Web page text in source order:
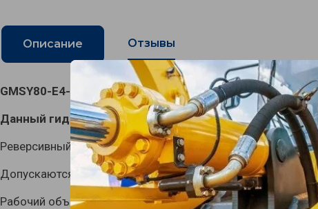
Описание Отзывы
GMSY80-E4-B-D-B Героторный гидромотор
Данный гидромотор имеет класс качества - OEM, т.е.
Реверсивный гидромотор героторного (планетарного)
Допускаются радиально-осевые нагрузки на вал в силу
Рабочий объем - 80см3.